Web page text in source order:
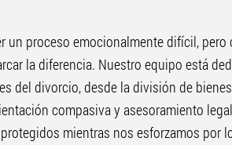
un proceso emocionalmente difícil,
la diferencia. Nuestro equipo está
del divorcio, desde la división de
compasiva y asesoramiento
mientras nos esforzamos por